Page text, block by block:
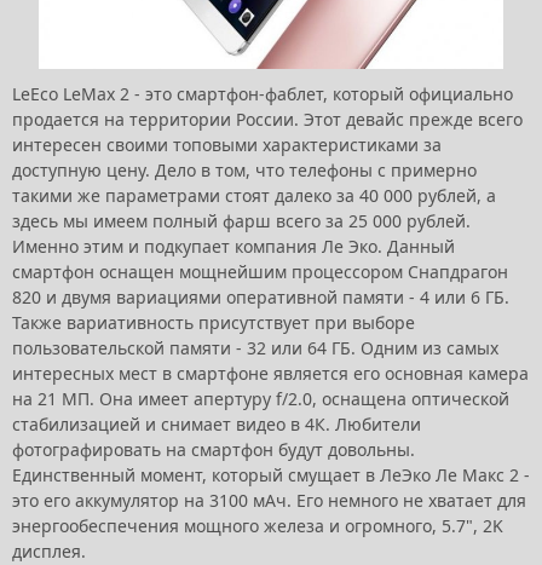
LeEco LeMax 2 - это смартфон-фаблет, который официально
продается на территории России. Этот девайс прежде всего
интересен своими топовыми характеристиками за
доступную цену. Дело в том, что телефоны с примерно
такими же параметрами стоят далеко за 40 000 рублей, а
здесь мы имеем полный фарш всего за 25 000 рублей.
Именно этим и подкупает компания Ле Эко. Данный
смартфон оснащен мощнейшим процессором Снапдрагон
820 и двумя вариациями оперативной памяти - 4 или 6 ГБ.
Также вариативность присутствует при выборе
пользовательской памяти - 32 или 64 ГБ. Одним из самых
интересных мест в смартфоне является его основная камера
на 21 МП. Она имеет апертуру f/2.0, оснащена оптической
стабилизацией и снимает видео в 4К. Любители
фотографировать на смартфон будут довольны.
Единственный момент, который смущает в ЛеЭко Ле Макс 2 -
это его аккумулятор на 3100 мАч. Его немного не хватает для
энергообеспечения мощного железа и огромного, 5.7", 2K
дисплея.